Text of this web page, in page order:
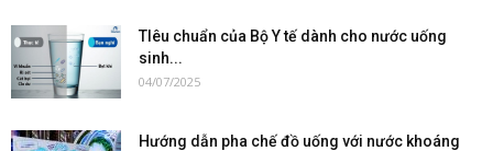
TIêu chuẩn của Bộ Y tế dành cho nước uống
sinh...
04/07/2025
Hướng dẫn pha chế đồ uống với nước khoáng